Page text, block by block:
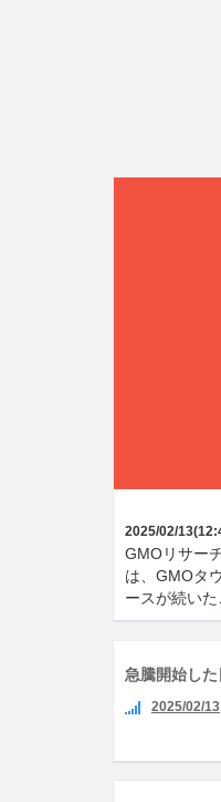
2025/02/
GMOリサー
は、GMOタ
ースが続い
急騰開始し
2025/02/13